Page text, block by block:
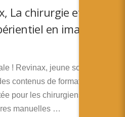
La chirurgie et
en images
! Revinax, jeune société
contenus de formation en
pour les chirurgiens et tous
manuelles …